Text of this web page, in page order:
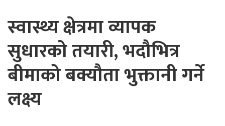
स्वास्थ्य क्षेत्रमा व्यापक
सुधारको तयारी, भदौभित्र
बीमाको बक्यौता भुक्तानी गर्ने
लक्ष्य